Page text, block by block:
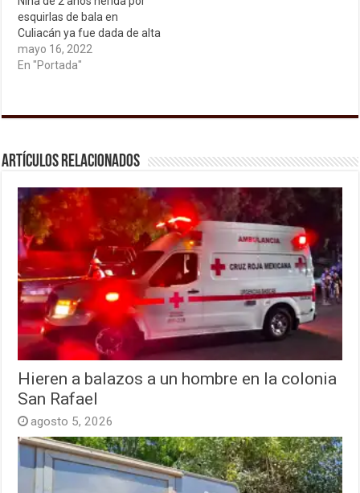
esquirlas de bala en
Culiacán ya fue dada de alta
mayo 16, 2022
En "Portada"
Artículos relacionados
Hieren a balazos a un hombre en la colonia
San Rafael
agosto 5, 2026